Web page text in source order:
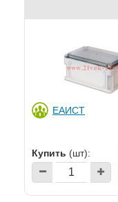
ЕАИСТ
Купить (шт):